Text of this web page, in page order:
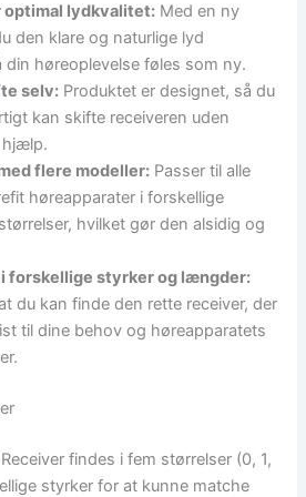
optimal lydkvalitet: Med en ny
den klare og naturlige lyd
din høreoplevelse føles som ny.
selv: Produktet er designet, så du
kan skifte receiveren uden
hjælp.
flere modeller: Passer til alle
høreapparater i forskellige
hvilket gør den alsidig og
forskellige styrker og længder:
du kan finde den rette receiver, der
til dine behov og høreapparatets
findes i fem størrelser (0, 1,
styrker for at kunne matche